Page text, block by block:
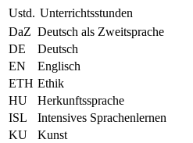
Ustd. Unterrichtsstunden
DaZ Deutsch als Zweitsprache
DE
Deutsch
EN
Englisch
ETH Ethik
HU
Herkunftssprache
ISL
Intensives Sprachenlernen
KU
Kunst